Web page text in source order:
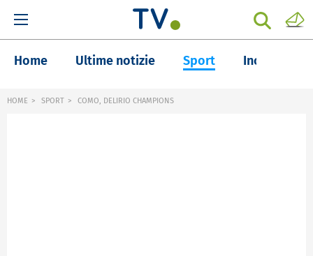
Home Ultime notizie Sport Inchieste
HOME SPORT COMO, DELIRIO CHAMPIONS